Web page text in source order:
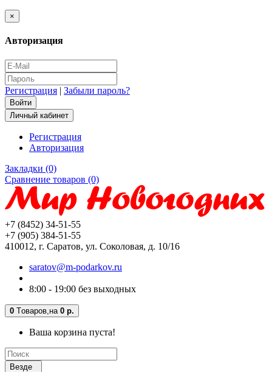
×
Авторизация
Регистрация | Забыли пароль?
Личный кабинет
Регистрация
Авторизация
Закладки (0)
Сравнение товаров (0)
+7 (8452) 34-51-55
+7 (905) 384-51-55
410012, г. Саратов, ул. Соколовая, д. 10/16
saratov@m-podarkov.ru
8:00 - 19:00 без выходных
0 Tоваров, на 0 р.
Ваша корзина пуста!
Везде